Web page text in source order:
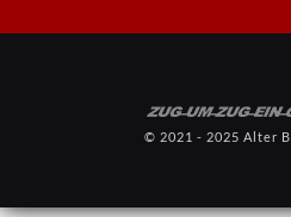
© 2021 - 2025 Alter